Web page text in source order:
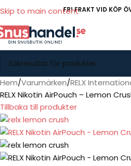
Skip to main contentFRI FRAKT VID KÖP
Hem Varumärken RELX
RELX Nikotin AirPouch – Lemon
Tillbaka till produkter